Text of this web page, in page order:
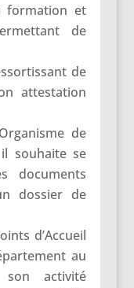
formation et
de
de
attestation
de
souhaite se
documents
dossier de
d’Accueil
au
activité